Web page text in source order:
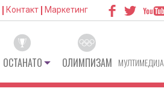
Контакт Маркетинг
ОСТАНАТО ОЛИМПИЗАМ МУЛТИМЕДИЈА